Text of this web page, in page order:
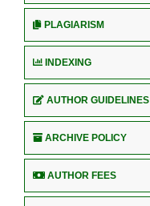
PLAGIARISM
INDEXING
AUTHOR GUIDELINES
ARCHIVE POLICY
AUTHOR FEES